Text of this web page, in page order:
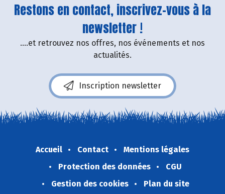
Restons en contact, inscrivez-vous à la
newsletter !
....et retrouvez nos offres, nos événements et nos
actualités.
Inscription newsletter
Accueil Contact
Mentions légales
Protection des données
CGU
Gestion des cookies
Plan du site